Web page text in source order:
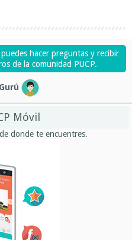
hacer preguntas y recibir
de la comunidad PUCP.
Móvil
donde te encuentres.